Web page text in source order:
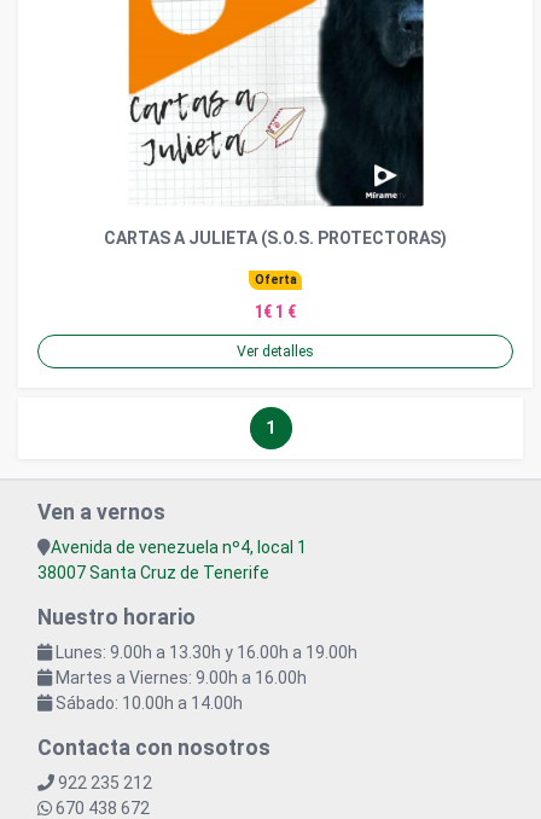
CARTAS A JULIETA (S.O.S. PROTECTORAS)
Oferta
1€ 1 €
Ver detalles
1
Ven a vernos
Avenida de venezuela nº4, local 1
38007 Santa Cruz de Tenerife
Nuestro horario
Lunes: 9.00h a 13.30h y 16.00h a 19.00h
Martes a Viernes: 9.00h a 16.00h
Sábado: 10.00h a 14.00h
Contacta con nosotros
922 235 212
670 438 672